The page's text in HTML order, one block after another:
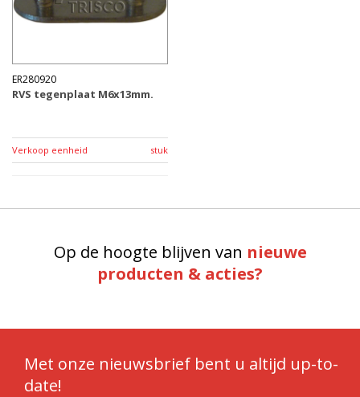
ER280920
RVS tegenplaat M6x13mm.
Verkoop eenheid stuk
Op de hoogte blijven van nieuwe
producten & acties?
Met onze nieuwsbrief bent u altijd up-to-
date!